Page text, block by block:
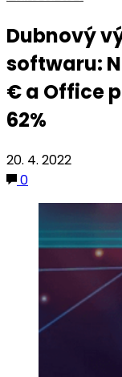
Dubnový
softwaru:
€ a Office
62%
20. 4. 2022
0